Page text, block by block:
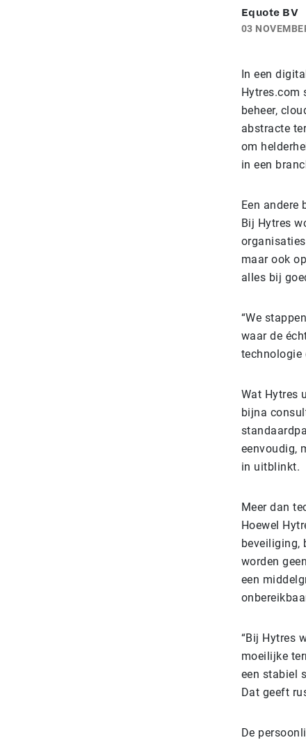
Equote BV
03
In een
Hytres.com
beheer,
abstracte
om
in een
Een andere
Bij Hytres
maar ook
alles bij
“We
waar de
technologie
Wat Hytres
bijna
eenvoudig,
in uitblinkt.
Meer dan
Hoewel
beveiliging,
worden
een
“Bij Hytres
moeilijke
een stabiel
Dat geeft
De